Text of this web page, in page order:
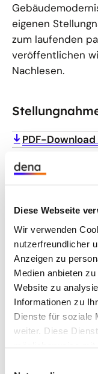
Diese Webseite
Wir verwenden
nutzerfreundlicher
Anzeigen zu
Medien anbieten
Website zu
Informationen zu
Dienste für soziale
weiter. Diese
eigenen
zum laufenden
veröffentlichen
Nachlesen.
PDF-Download
PDF-Download
PDF-Download